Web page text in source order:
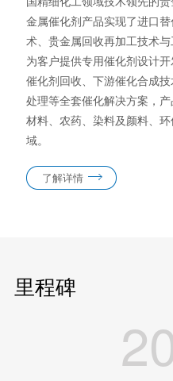
金属催化剂产品实现了进口
术、贵金属回收再加工技术
为客户提供专用催化剂设计
催化剂回收、下游催化合成
处理等全套催化解决方案，
材料、农药、染料及颜料、
域。
了解详情
里程碑